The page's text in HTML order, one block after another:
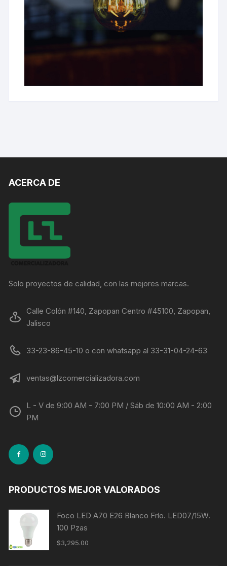
ACERCA DE
Solo proyectos de calidad, con las mejores marcas.
Calle Colón #140, Zapopan Centro #45100, Zapopan,
Jalisco
33-23-86-45-10 o con whatsapp al 33-31-04-24-63
ventas@lzcomercializadora.com
L - V de 9:00 AM - 7:00 PM / Sáb de 10:00 AM - 2:00
PM
PRODUCTOS MEJOR VALORADOS
Foco LED A70 E26 Blanco Frío. LED07/15W.
100 Pzas
$3,295.00